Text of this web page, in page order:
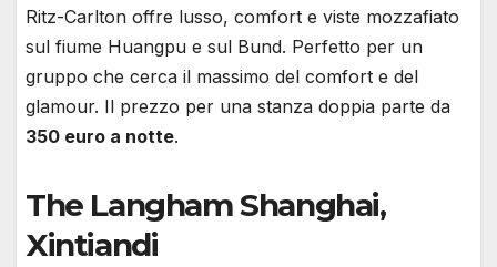
Ritz-Carlton offre lusso, comfort e viste mozzafiato
sul fiume Huangpu e sul Bund. Perfetto per un
gruppo che cerca il massimo del comfort e del
glamour. Il prezzo per una stanza doppia parte da
350 euro a notte.
The Langham Shanghai,
Xintiandi